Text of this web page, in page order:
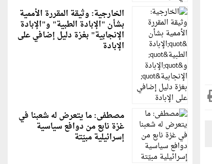
الخارجية: وثيقة المقررة الأممية
بشأن "الإبادة الطبية" و"الإبادة
الإنجابية" بغزة دليل إضافي على
الإبادة
مصطفى: ما يتعرض له شعبنا في
غزة نابع من دوافع سياسية
إسرائيلية مبيّتة